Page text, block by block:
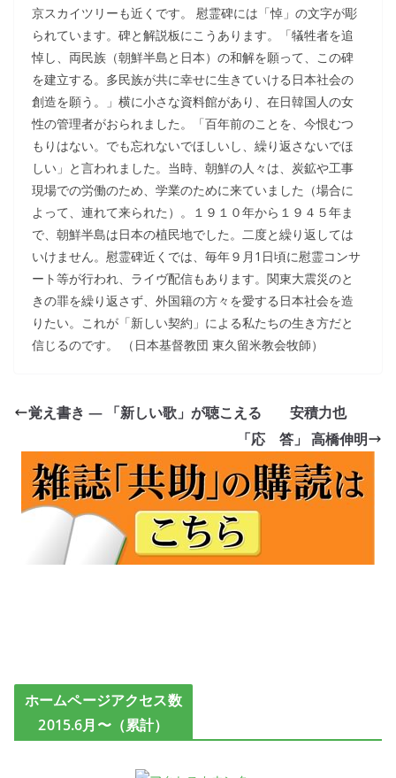
京スカイツリーも近くです。 慰霊碑には「悼」の文字が彫
られています。碑と解説板にこうあります。「犠牲者を追
悼し、両民族（朝鮮半島と日本）の和解を願って、この碑
を建立する。多民族が共に幸せに生きていける日本社会の
創造を願う。」横に小さな資料館があり、在日韓国人の女
性の管理者がおられました。「百年前のことを、今恨むつ
もりはない。でも忘れないでほしいし、繰り返さないでほ
しい」と言われました。当時、朝鮮の人々は、炭鉱や工事
現場での労働のため、学業のために来ていました（場合に
よって、連れて来られた）。１９１０年から１９４５年ま
で、朝鮮半島は日本の植民地でした。二度と繰り返しては
いけません。慰霊碑近くでは、毎年９月1日頃に慰霊コンサ
ート等が行われ、ライヴ配信もあります。関東大震災のと
きの罪を繰り返さず、外国籍の方々を愛する日本社会を造
りたい。これが「新しい契約」による私たちの生き方だと
信じるのです。 （日本基督教団 東久留米教会牧師）
覚え書き ― 「新しい歌」が聴こえる 安積力也
「応 答」 高橋伸明
ホームページアクセス数
2015.6月〜（累計）